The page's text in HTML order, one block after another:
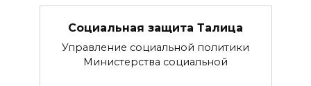
Социальная защита Талица
Управление социальной политики
Министерства социальной